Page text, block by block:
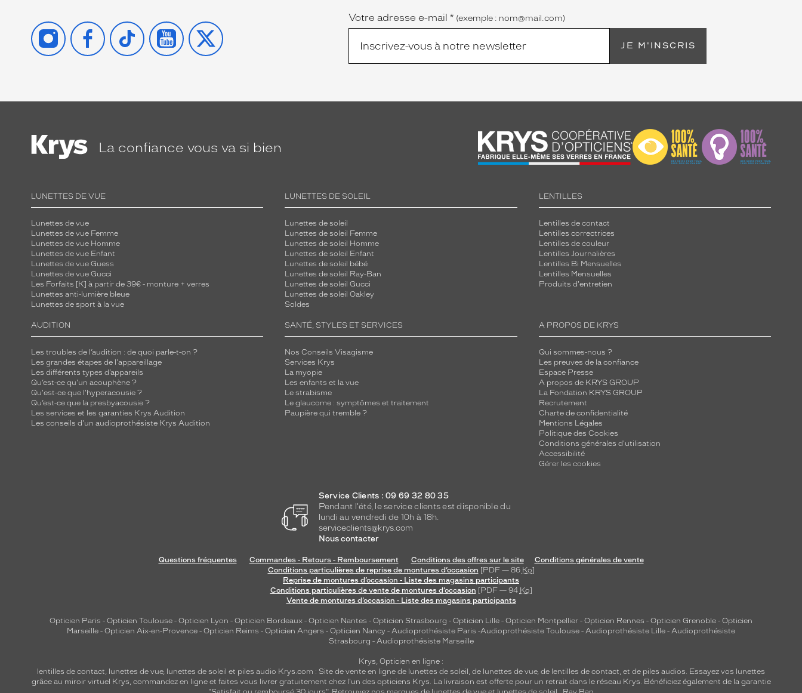
INSTAGRAMFACEBOOK
TIKTOK YOUTUBE
X
Votre adresse e-mail * (exemple : nom@mail.com)
JE M'INSCRIS
La confiance vous va si bien
LUNETTES DE VUE
Lunettes de vue
Lunettes de vue Femme
Lunettes de vue Homme
Lunettes de vue Enfant
Lunettes de vue Guess
Lunettes de vue Gucci
Les Forfaits [K] à partir de 39€ - monture + verres
Lunettes anti-lumière bleue
Lunettes de sport à la vue
LUNETTES DE SOLEIL
Lunettes de soleil
Lunettes de soleil Femme
Lunettes de soleil Homme
Lunettes de soleil Enfant
Lunettes de soleil bébé
Lunettes de soleil Ray-Ban
Lunettes de soleil Gucci
Lunettes de soleil Oakley
Soldes
LENTILLES
Lentilles de contact
Lentilles correctrices
Lentilles de couleur
Lentilles Journalières
Lentilles Bi Mensuelles
Lentilles Mensuelles
Produits d'entretien
AUDITION
Les troubles de l’audition : de quoi parle-t-on ?
Les grandes étapes de l'appareillage
Les différents types d’appareils
Qu’est-ce qu'un acouphène ?
Qu'est-ce que l'hyperacousie ?
Qu’est-ce que la presbyacousie ?
Les services et les garanties Krys Audition
Les conseils d'un audioprothésiste Krys Audition
SANTÉ, STYLES ET SERVICES
Nos Conseils Visagisme
Services Krys
La myopie
Les enfants et la vue
Le strabisme
Le glaucome : symptômes et traitement
Paupière qui tremble ?
A PROPOS DE KRYS
Qui sommes-nous ?
Les preuves de la confiance
Espace Presse
A propos de KRYS GROUP
La Fondation KRYS GROUP
Recrutement
Charte de confidentialité
Mentions Légales
Politique des Cookies
Conditions générales d'utilisation
Accessibilité
Gérer les cookies
Service Clients : 09 69 32 80 35
Pendant l'été, le service clients est disponible du
lundi au vendredi de 10h à 18h.
serviceclients@krys.com
Nous contacter
Questions fréquentes Commandes - Retours - Remboursement Conditions des offres sur le site
Conditions générales de vente
Conditions particulières de reprise de montures d’occasion [PDF — 86 Ko]
Reprise de montures d’occasion - Liste des magasins participants
Conditions particulières de vente de montures d’occasion [PDF — 94 Ko]
Vente de montures d’occasion - Liste des magasins participants
Opticien Paris - Opticien Toulouse - Opticien Lyon - Opticien Bordeaux - Opticien Nantes - Opticien Strasbourg - Opticien Lille - Opticien Montpellier - Opticien Rennes - Opticien Grenoble - Opticien
Marseille - Opticien Aix-en-Provence - Opticien Reims - Opticien Angers - Opticien Nancy - Audioprothésiste Paris -Audioprothésiste Toulouse - Audioprothésiste Lille - Audioprothésiste
Strasbourg - Audioprothésiste Marseille
Krys, Opticien en ligne :
lentilles de contact, lunettes de vue, lunettes de soleil et piles audio Krys.com : Site de vente en ligne de lunettes de soleil, de lunettes de vue, de lentilles de contact, et de piles audios. Essayez vos lunettes
grâce au miroir virtuel Krys, commandez en ligne et faites vous livrer gratuitement chez l'un des opticiens Krys. La livraison est offerte pour un retrait dans le réseau Krys. Bénéficiez également de la garantie